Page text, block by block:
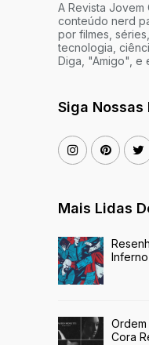
A Revista
conteúdo nerd
por filmes,
tecnologia,
Diga, "Amigo", e
Siga Nossas
Mais Lidas
Inferno
Cora